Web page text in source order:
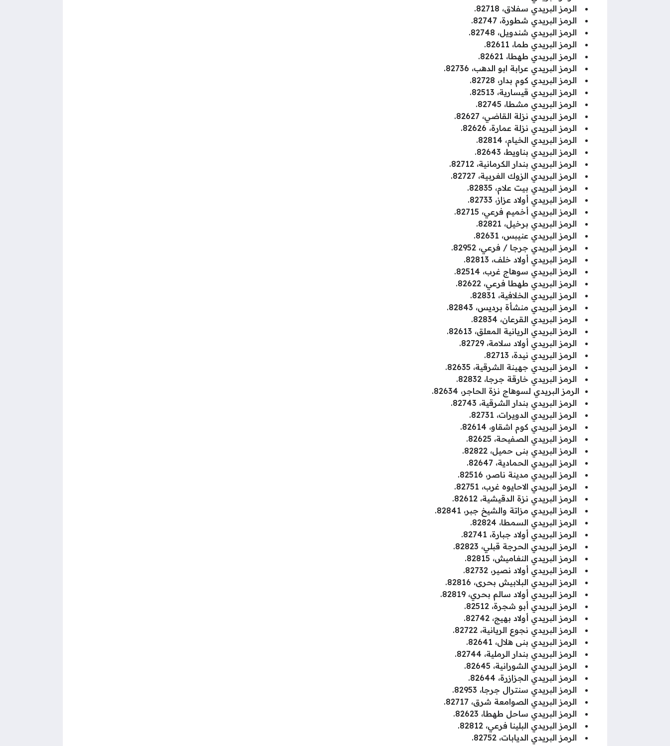
الرمز البريدي سفلاق، 82718.
الرمز البريدي شطورة، 82747.
الرمز البريدي شندويل، 82748.
الرمز البريدي طما، 82611.
الرمز البريدي طهطا، 82621.
الرمز البريدي عرابة ابو الدهب، 82736.
الرمز البريدي كوم بدار، 82728.
الرمز البريدي قيسارية، 82513.
الرمز البريدي مشطا، 82745.
الرمز البريدي نزلة القاضي، 82627.
الرمز البريدي نزلة عمارة، 82626.
الرمز البريدي الخيام، 82814.
الرمز البريدي بناويط، 82643.
الرمز البريدي بندار الكرمانية، 82712.
الرمز البريدي الزوك الغربية، 82727.
الرمز البريدي بيت علام، 82835.
الرمز البريدي أولاد عزاز، 82733.
الرمز البريدي أخميم فرعي، 82715.
الرمز البريدي برخيل، 82821.
الرمز البريدي عنيبس، 82631.
الرمز البريدي جرجا / فرعي، 82952.
الرمز البريدي أولاد خلف، 82813.
الرمز البريدي سوهاج غرب، 82514.
الرمز البريدي طهطا فرعي، 82622.
الرمز البريدي الخلافية، 82831.
الرمز البريدي منشأة برديس، 82843.
الرمز البريدي القرعان، 82834.
الرمز البريدي الريانية المعلق، 82613.
الرمز البريدي أولاد سلامة، 82729.
الرمز البريدي نيدة، 82713.
الرمز البريدي جهينة الشرقية، 82635.
الرمز البريدي خارقة جرجا، 82832.
الرمز البريدي لسوهاج نزة الحاجر، 82634.
الرمز البريدي بندار الشرقية، 82743.
الرمز البريدي الدويرات، 82731.
الرمز البريدي كوم اشقاو، 82614.
الرمز البريدي الصفيحة، 82625.
الرمز البريدي بنى حميل، 82822.
الرمز البريدي الحمادية، 82647.
الرمز البريدي مدينة ناصر، 82516.
الرمز البريدي الاحايوه غرب، 82751.
الرمز البريدي نزة الدقيشية، 82612.
الرمز البريدي مزاتة والشيخ جبر، 82841.
الرمز البريدي السمطا، 82824.
الرمز البريدي أولاد جبارة، 82741.
الرمز البريدي الحرجة قبلي، 82823.
الرمز البريدي النغاميش، 82815.
الرمز البريدي أولاد نصير، 82732.
الرمز البريدي البلابيش بحرى، 82816.
الرمز البريدي أولاد سالم بحري، 82819.
الرمز البريدي أبو شجرة، 82512.
الرمز البريدي أولاد بهيج، 82742.
الرمز البريدي نجوع الريانية، 82722.
الرمز البريدي بنى هلال، 82641.
الرمز البريدي بندار الرملية، 82744.
الرمز البريدي الشورانية، 82645.
الرمز البريدي الجزازرة، 82644.
الرمز البريدي سنترال جرجا، 82953.
الرمز البريدي الصوامعة شرق، 82717.
الرمز البريدي ساحل طهطا، 82623.
الرمز البريدي البلينا فرعي، 82812.
الرمز البريدي الديابات، 82752.